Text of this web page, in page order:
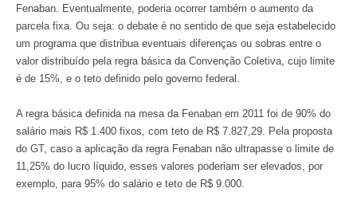
Fenaban. Eventualmente, poderia ocorrer também o aumento da
parcela fixa. Ou seja: o debate é no sentido de que seja estabelecido
um programa que distribua eventuais diferenças ou sobras entre o
valor distribuído pela regra básica da Convenção Coletiva, cujo limite
é de 15%, e o teto definido pelo governo federal.
A regra básica definida na mesa da Fenaban em 2011 foi de 90% do
salário mais R$ 1.400 fixos, com teto de R$ 7.827,29. Pela proposta
do GT, caso a aplicação da regra Fenaban não ultrapasse o limite de
11,25% do lucro líquido, esses valores poderiam ser elevados, por
exemplo, para 95% do salário e teto de R$ 9.000.